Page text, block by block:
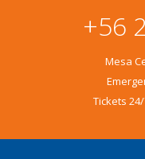
+56
Mesa
Tickets